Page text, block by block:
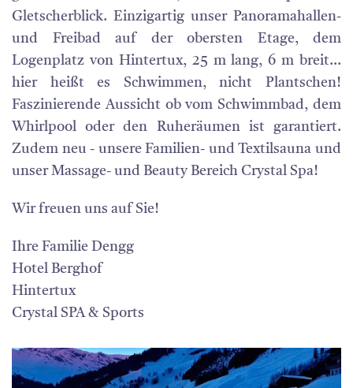
Gletscherblick. Einzigartig unser Panoramahallen-
und Freibad auf der obersten Etage, dem
Logenplatz von Hintertux, 25 m lang, 6 m breit...
hier heißt es Schwimmen, nicht Plantschen!
Faszinierende Aussicht ob vom Schwimmbad, dem
Whirlpool oder den Ruheräumen ist garantiert.
Zudem neu - unsere Familien- und Textilsauna und
unser Massage- und Beauty Bereich Crystal Spa!
Wir freuen uns auf Sie!
Ihre Familie Dengg
Hotel Berghof
Hintertux
Crystal SPA & Sports